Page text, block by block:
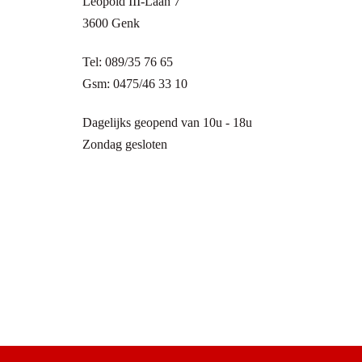
3600 Genk
Tel: 089/35 76 65
Gsm: 0475/46 33 10
Dagelijks geopend van 10u - 18u
Zondag gesloten